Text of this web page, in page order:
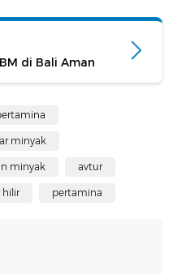
di Bali Aman
minyak
minyak avtur
hilir pertamina